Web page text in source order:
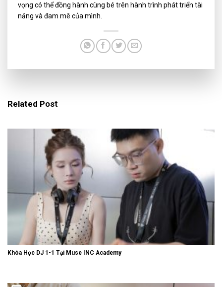
vọng có thể đồng hành cùng bé trên hành trình phát triển tài
năng và đam mê của mình.
Related Post
Khóa Học DJ 1-1 Tại Muse INC Academy